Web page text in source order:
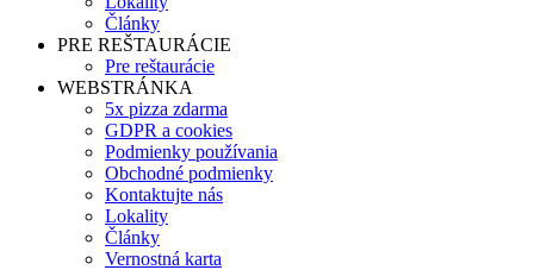
Články
PRE REŠTAURÁCIE
Pre reštaurácie
WEBSTRÁNKA
5x pizza zdarma
GDPR a cookies
Podmienky používania
Obchodné podmienky
Kontaktujte nás
Lokality
Články
Vernostná karta